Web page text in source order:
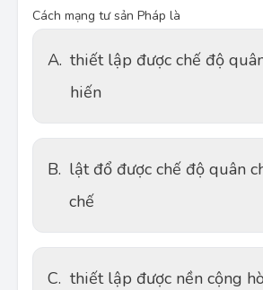
Cách mạng tư sản Pháp là
A. thiết lập được chế độ
hiến
B. lật đổ được chế độ quân
chế
C. thiết lập được nền cộng